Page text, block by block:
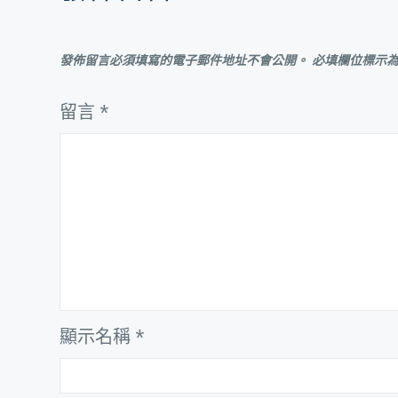
覽
發佈留言必須填寫的電子郵件地址不會公開。 必填欄位標示
留言 *
顯示名稱 *